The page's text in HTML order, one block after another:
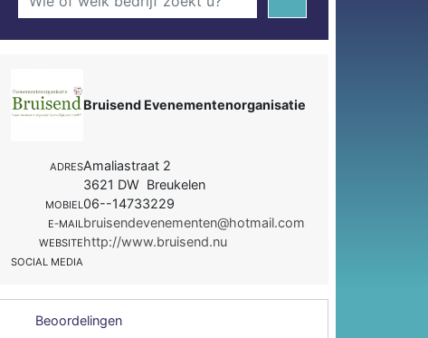
Bruisend Evenementenorganisatie
ADRESAmaliastraat 2
3621 DW Breukelen
MOBIEL06--14733229
E-MAILbruisendevenementen@hotmail.com
WEBSITEhttp://www.bruisend.nu
SOCIAL MEDIA
Beoordelingen